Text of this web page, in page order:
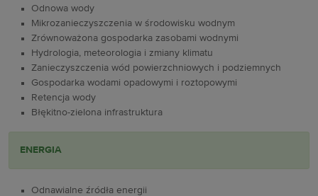
Odnowa wody
Mikrozanieczyszczenia w środowisku wodnym
Zrównoważona gospodarka zasobami wodnymi
Hydrologia, meteorologia i zmiany klimatu
Zanieczyszczenia wód powierzchniowych i podziemnych
Gospodarka wodami opadowymi i roztopowymi
Retencja wody
Błękitno-zielona infrastruktura
ENERGIA
Odnawialne źródła energii